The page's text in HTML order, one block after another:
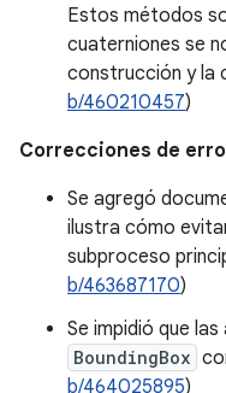
Estos métodos
cuaterniones se
construcción y la
b/460210457)
Correcciones de
Se agregó
ilustra cómo
subproceso
b/463687170)
Se impidió que
BoundingBox
b/464025895)